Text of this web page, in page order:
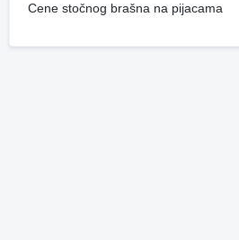
Cene stočnog brašna na pijacama